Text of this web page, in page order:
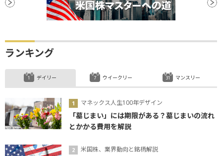
ランキング
デイリー
マネックス人生100年デザイン
「墓じまい」には期限がある？墓じまいの流れ
とかかる費用を解説
米国株、業界動向と銘柄解説
ウイークリー マンスリー